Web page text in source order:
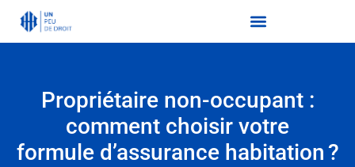
Propriétaire non-occupant :
comment choisir votre
formule d’assurance habitation ?